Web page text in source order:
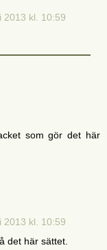
2013 kl. 10:59
som gör det här
2013 kl. 10:59
det här sättet.